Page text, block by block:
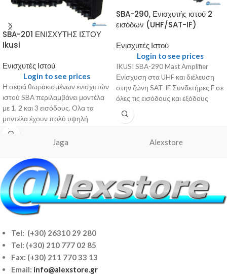
SBA-201 ΕΝΙΣΧΥΤΗΣ ΙΣΤΟΥ
Ikusi
Ενισχυτές Ιστού
Login to see prices
Η σειρά θωρακισμένων ενισχυτών
ιστού SBA περιλαμβάνει μοντέλα
με 1, 2 και 3 εισόδους. Ολα τα
μοντέλα έχουν πολύ υψηλή
SBA-290, Ενισχυτής ιστού 2
εισόδων (UHF/SAT-IF)
Ενισχυτές Ιστού
Login to see prices
IKUSI SBA-290 Mast Amplifier
Ενίσχυση στα UHF και διέλευση
στην ζώνη SAT-IF Συνδετήρες F σε
όλες τις εισόδους και εξόδους
Jaga Alexstore
Tel: (+30) 26310 29 280
Tel: (+30) 210 777 02 85
Fax: (+30) 211 770 33 13
Email: info@alexstore.gr